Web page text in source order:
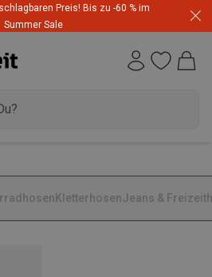
Preis! Bis zu -60 % im
Summer Sale
KletterhosenJeans &